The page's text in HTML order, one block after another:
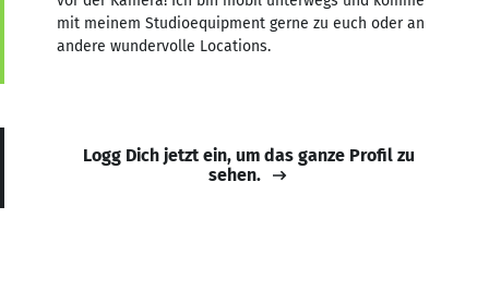
mit meinem Studioequipment gerne zu euch oder an
andere wundervolle Locations.
Logg Dich jetzt ein, um das ganze Profil zu
sehen.